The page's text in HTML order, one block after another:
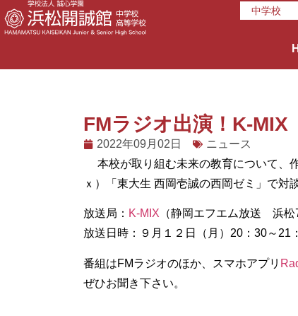
中学校
FMラジオ出演！K-MIX
2022年09月02日
ニュース
本校が取り組む未来の教育について、
ｘ）「東大生 西岡壱誠の西岡ゼミ」で対
放送局： K-MIX （静岡エフエム放送 浜松
放送日時：９月１２日（月）20：30～21
番組はFMラジオのほか、スマホアプリ
ぜひお聞き下さい。